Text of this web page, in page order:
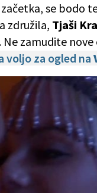
se bodo
združila, Tjaši
zamudite nove
voljo za ogled na